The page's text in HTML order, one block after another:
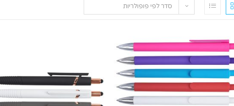
סדר לפי פופולריות